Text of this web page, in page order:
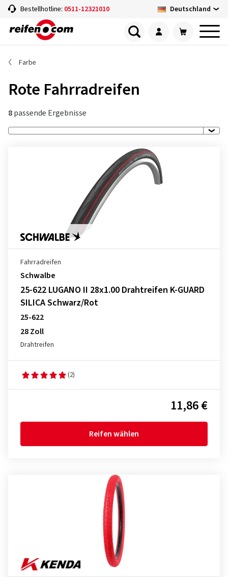
Bestellhotline: 0511-12321010 Deutschland
Farbe
Rote Fahrradreifen
8passende Ergebnisse
Fahrradreifen
Schwalbe
25-622 LUGANO II 28x1.00 Drahtreifen K-GUARD
SILICA Schwarz/Rot
25-622
28 Zoll
Drahtreifen
(2)
11,86 €
Reifen wählen